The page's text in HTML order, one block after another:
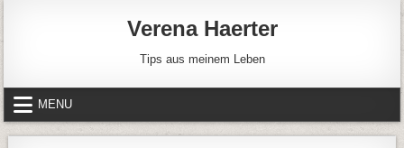
Verena Haerter
Tips aus meinem Leben
MENU